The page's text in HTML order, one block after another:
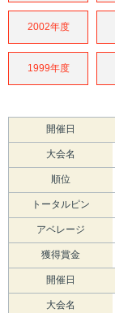
2002年度
1999年度
開催日
大会名
順位
トータルピン
アベレージ
獲得賞金
開催日
大会名